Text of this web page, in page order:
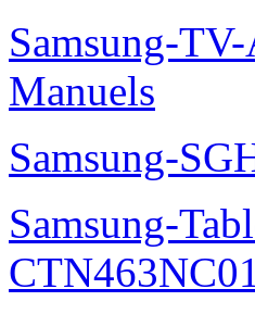
Samsung-
Manuels
Samsung-
Samsung-